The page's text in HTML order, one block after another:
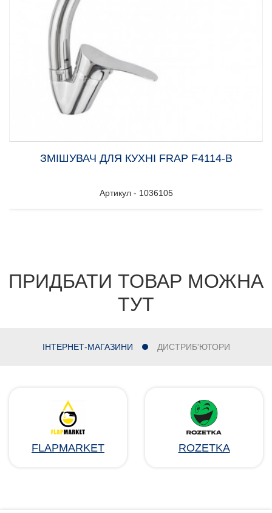
ЗМІШУВАЧ ДЛЯ КУХНІ FRAP F4114-В
Артикул - 1036105
ПРИДБАТИ ТОВАР МОЖНА
ТУТ
ІНТЕРНЕТ-МАГАЗИНИ ДИСТРИБ'ЮТОРИ
FLAPMARKET ROZETKA